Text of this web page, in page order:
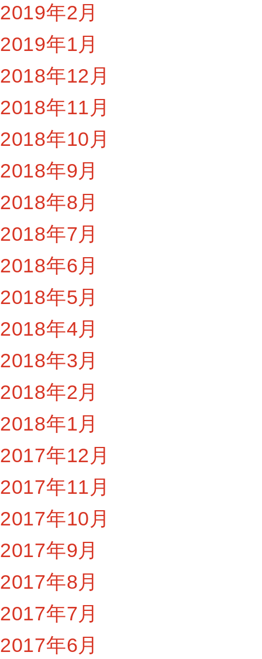
2019年2月
2019年1月
2018年12月
2018年11月
2018年10月
2018年9月
2018年8月
2018年7月
2018年6月
2018年5月
2018年4月
2018年3月
2018年2月
2018年1月
2017年12月
2017年11月
2017年10月
2017年9月
2017年8月
2017年7月
2017年6月